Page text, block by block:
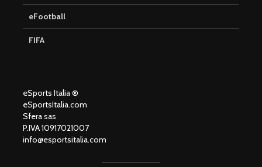
eFootball
FIFA
eSports Italia ®
eSportsItalia.com
Sfera sas
P.IVA 10917021007
info@esportsitalia.com